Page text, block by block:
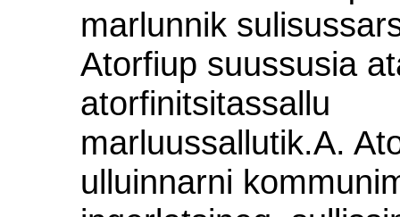
marlunnik
Atorfiup suussusia
atorfinitsitassallu
marluussallutik.A.
ulluinnarni